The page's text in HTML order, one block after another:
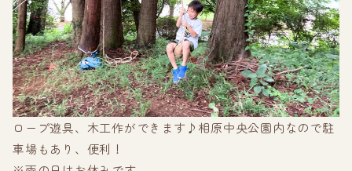
ロープ遊具、木工作ができます♪相原中央公園内なので駐
車場もあり、便利！